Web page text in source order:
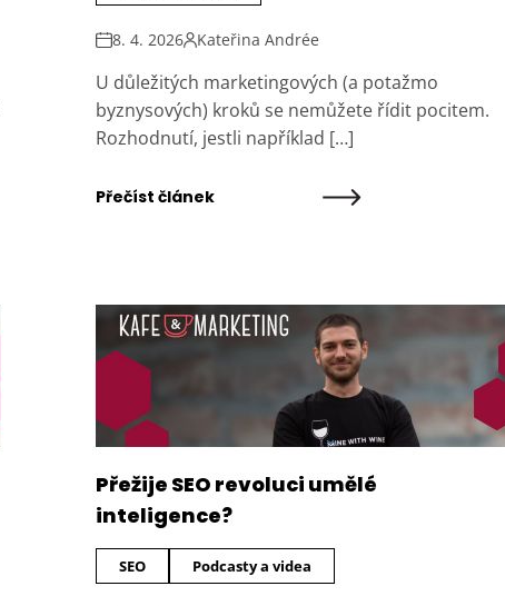
8. 4. 2026 Kateřina Andrée
U důležitých marketingových (a potažmo
byznysových) kroků se nemůžete řídit pocitem.
Rozhodnutí, jestli například […]
Přečíst článek
Přežije SEO revoluci umělé
inteligence?
SEO Podcasty a videa